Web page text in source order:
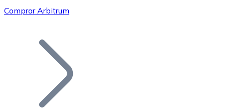
Bitcoin
Comprar Arbitrum